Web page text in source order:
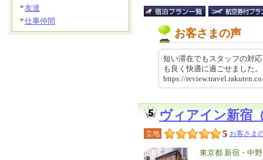
お客さまの声
短い滞在でもスタッフの対
も良く快適に過ごせました
https://
ヴィアイン新宿
立地 5 お客さま
エ
東京都 新宿・中
友達
仕事仲間